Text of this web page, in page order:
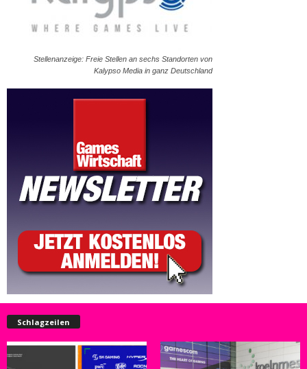
Stellenanzeige: Freie Stellen an sechs Standorten von
Kalypso Media in ganz Deutschland
Schlagzeilen